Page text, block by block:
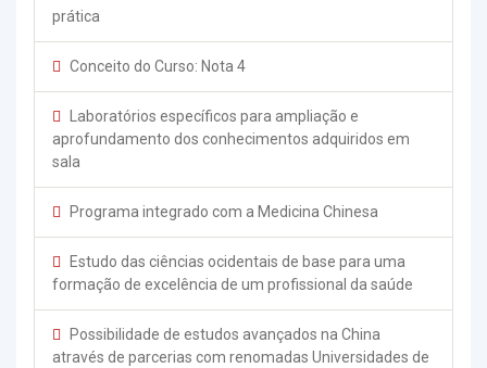
prática
Conceito do Curso: Nota 4
Laboratórios específicos para ampliação e
aprofundamento dos conhecimentos adquiridos em
sala
Programa integrado com a Medicina Chinesa
Estudo das ciências ocidentais de base para uma
formação de excelência de um profissional da saúde
Possibilidade de estudos avançados na China
através de parcerias com renomadas Universidades de